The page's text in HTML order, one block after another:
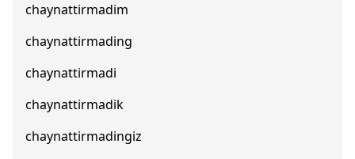
chaynattirmadim
chaynattirmading
chaynattirmadi
chaynattirmadik
chaynattirmadingiz